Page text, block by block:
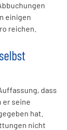
einigen
reichen.
dass
er seine
hat.
nicht